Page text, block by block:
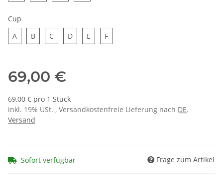
Cup
AA BB CC DD E FF
69,00 €
69,00 € pro 1 Stück
inkl. 19% USt. , Versandkostenfreie Lieferung nach DE.
Versand
Sofort verfügbar Frage zum Artikel